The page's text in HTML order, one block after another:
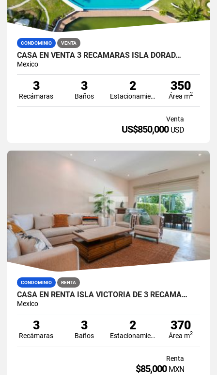
CONDOMINIO VENTA
CASA EN VENTA 3 RECÁMARAS ISLA DORAD…
Mexico
3
Recámaras
3
Baños
2
Estacionamiento
350
Área m2
Venta
US$850,000 USD
CONDOMINIO RENTA
CASA EN RENTA ISLA VICTORIA DE 3 RECÁMA…
Mexico
3
Recámaras
3
Baños
2
Estacionamiento
370
Área m2
Renta
$85,000 MXN